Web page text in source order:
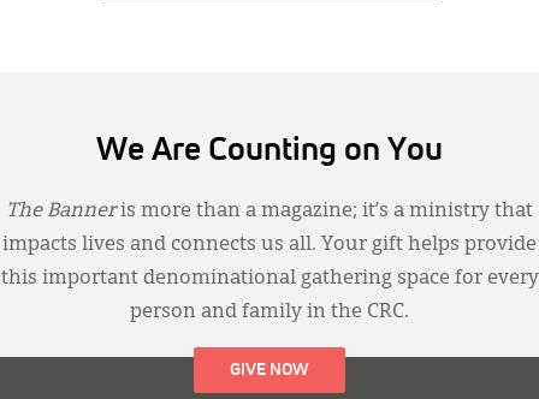
We Are Counting on You
The Banneris more than a magazine; it’s a ministry that
impacts lives and connects us all. Your gift helps provide
this important denominational gathering space for every
person and family in the CRC.
GIVE NOW